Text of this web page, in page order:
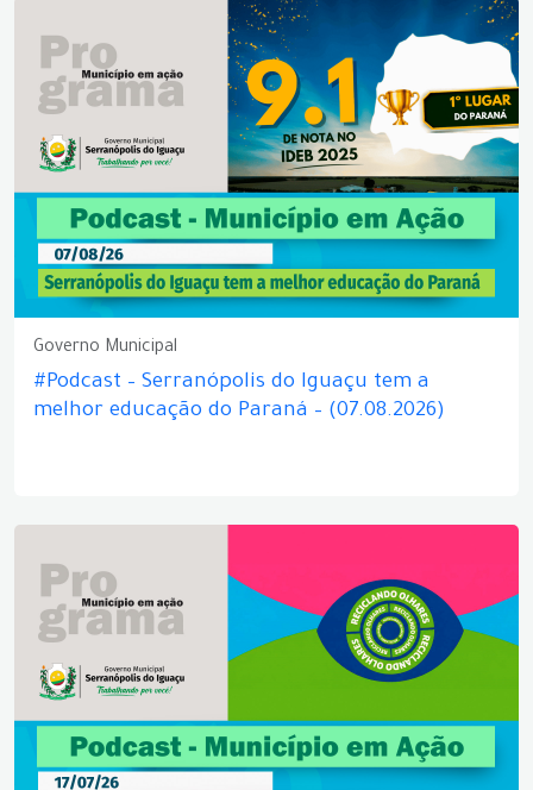
Governo Municipal
#Podcast – Serranópolis do Iguaçu tem a
melhor educação do Paraná – (07.08.2026)